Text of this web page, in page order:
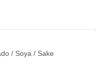
/ Soya / Sake